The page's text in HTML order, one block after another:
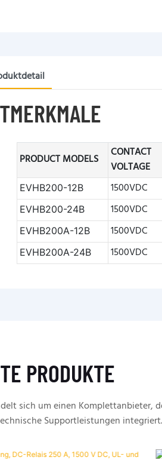
PRODUCT MODELS
CONTACT
VOLTAGE
EVHB200-12B 1500VDC
EVHB200-24B 1500VDC
EVHB200A-12B 1500VDC
EVHB200A-24B 1500VDC
PRODUKTE
sich um einen Komplettanbieter,
Supportleistungen integriert.